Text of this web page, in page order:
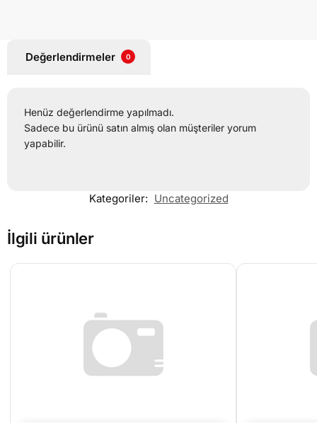
Değerlendirmeler 0
Henüz değerlendirme yapılmadı.
Sadece bu ürünü satın almış olan müşteriler yorum
yapabilir.
Kategoriler: Uncategorized
İlgili ürünler